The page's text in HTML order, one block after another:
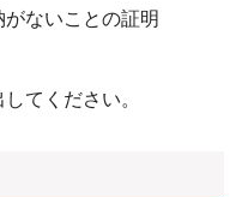
ないことの証明
てください。